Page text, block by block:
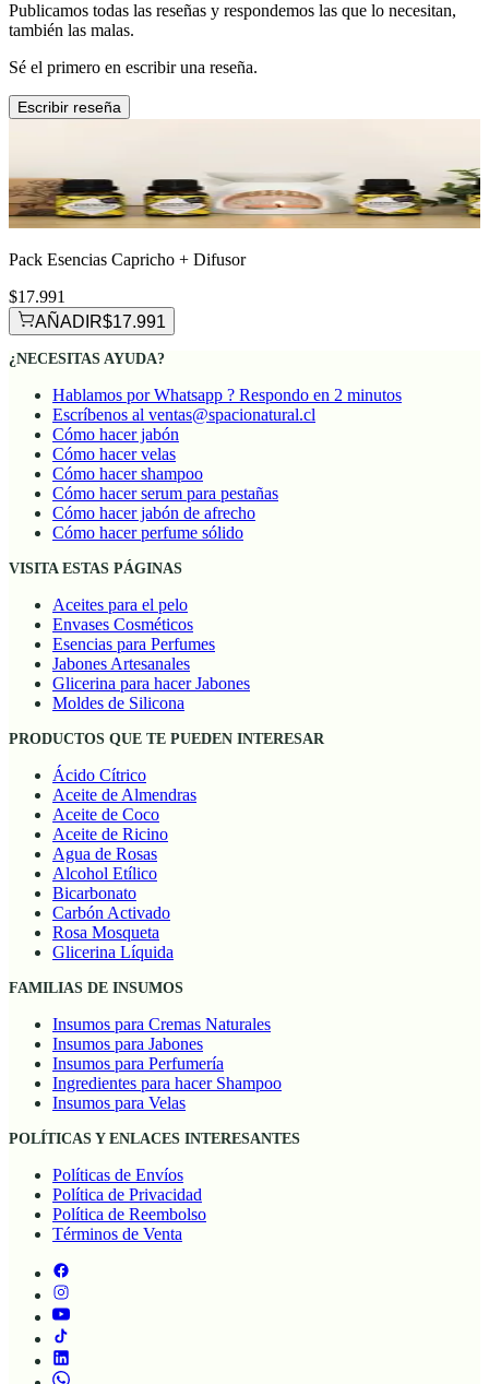
Publicamos todas las reseñas y respondemos las que lo necesitan,
también las malas.
Sé el primero en escribir una reseña.
Escribir reseña
Pack Esencias Capricho + Difusor
$17.991
AÑADIR$17.991
¿NECESITAS AYUDA?
Hablamos por Whatsapp ? Respondo en 2 minutos
Escríbenos al ventas@spacionatural.cl
Cómo hacer jabón
Cómo hacer velas
Cómo hacer shampoo
Cómo hacer serum para pestañas
Cómo hacer jabón de afrecho
Cómo hacer perfume sólido
VISITA ESTAS PÁGINAS
Aceites para el pelo
Envases Cosméticos
Esencias para Perfumes
Jabones Artesanales
Glicerina para hacer Jabones
Moldes de Silicona
PRODUCTOS QUE TE PUEDEN INTERESAR
Ácido Cítrico
Aceite de Almendras
Aceite de Coco
Aceite de Ricino
Agua de Rosas
Alcohol Etílico
Bicarbonato
Carbón Activado
Rosa Mosqueta
Glicerina Líquida
FAMILIAS DE INSUMOS
Insumos para Cremas Naturales
Insumos para Jabones
Insumos para Perfumería
Ingredientes para hacer Shampoo
Insumos para Velas
POLÍTICAS Y ENLACES INTERESANTES
Políticas de Envíos
Política de Privacidad
Política de Reembolso
Términos de Venta